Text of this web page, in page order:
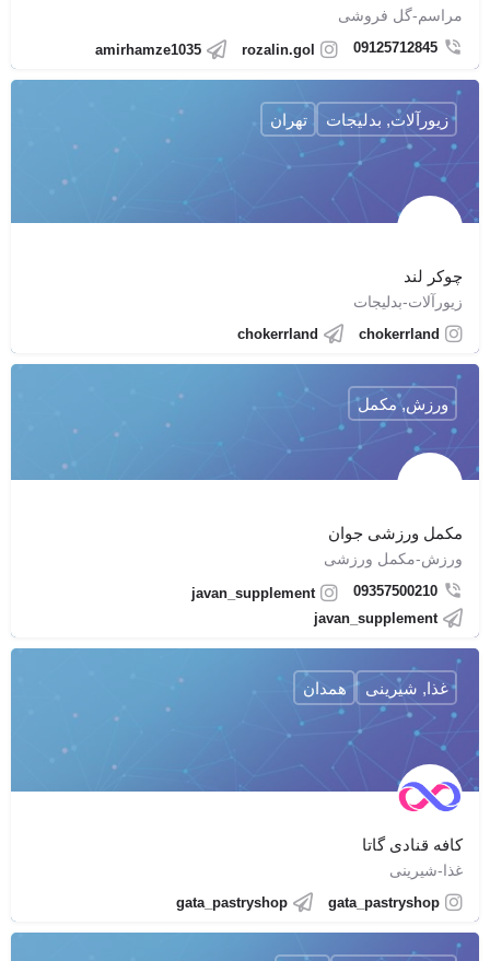
مراسم-گل فروشی
09125712845
rozalin.gol
amirhamze1035
چوکر لند
زیورآلات-بدلیجات
chokerrland
chokerrland
زیورآلات, بدلیجات تهران
مکمل ورزشی جوان
ورزش-مکمل ورزشی
09357500210
javan_supplement
javan_supplement
ورزش, مکمل
کافه قنادی گاتا
غذا-شیرینی
gata_pastryshop
gata_pastryshop
غذا, شیرینی همدان